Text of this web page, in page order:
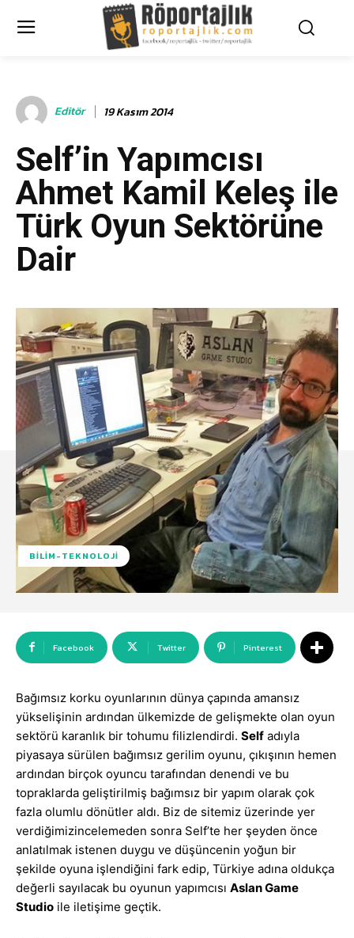
Editör 19 Kasım 2014
Self’in Yapımcısı
Ahmet Kamil Keleş ile
Türk Oyun Sektörüne
Dair
BILIM-TEKNOLOJI
Facebook Twitter Pinterest
Bağımsız korku oyunlarının dünya çapında amansız
yükselişinin ardından ülkemizde de gelişmekte olan oyun
sektörü karanlık bir tohumu filizlendirdi. Self adıyla
piyasaya sürülen bağımsız gerilim oyunu, çıkışının hemen
ardından birçok oyuncu tarafından denendi ve bu
topraklarda geliştirilmiş bağımsız bir yapım olarak çok
fazla olumlu dönütler aldı. Biz de sitemiz üzerinde yer
verdiğimizincelemeden sonra Self’te her şeyden önce
anlatılmak istenen duygu ve düşüncenin yoğun bir
şekilde oyuna işlendiğini fark edip, Türkiye adına oldukça
değerli sayılacak bu oyunun yapımcısı Aslan Game
Studio ile iletişime geçtik.